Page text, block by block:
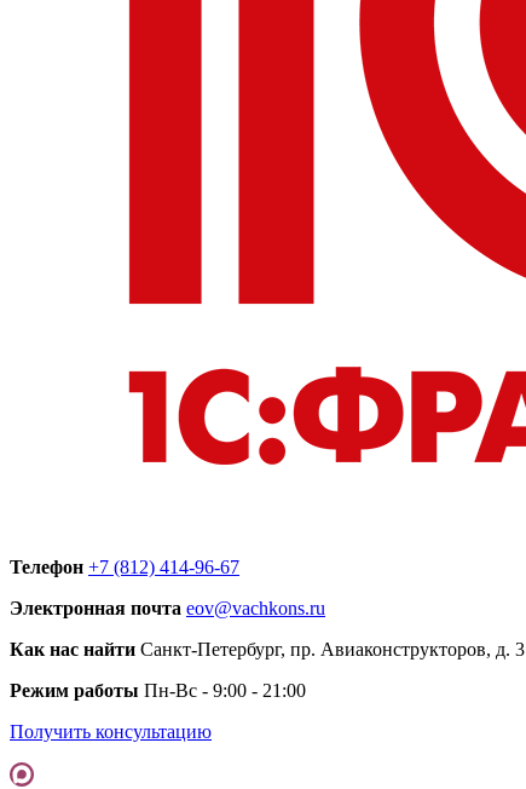
Телефон +7 (812) 414-96-67
Электронная почта eov@vachkons.ru
Как нас найти Санкт-Петербург, пр. Авиаконструкторов, д. 3
Режим работы Пн-Вс - 9:00 - 21:00
Получить консультацию